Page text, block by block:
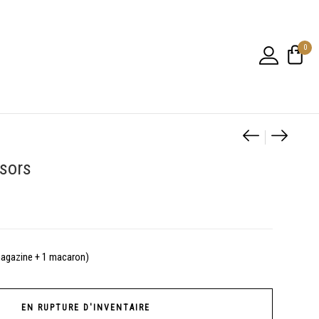
0
[2-4 ans]
+ 1 macaron)
EN RUPTURE D'INVENTAIRE